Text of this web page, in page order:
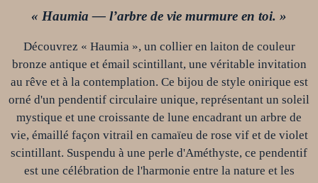
« Haumia — l’arbre de vie murmure en toi. »
Découvrez « Haumia », un collier en laiton de couleur
bronze antique et émail scintillant, une véritable invitation
au rêve et à la contemplation. Ce bijou de style onirique est
orné d'un pendentif circulaire unique, représentant un soleil
mystique et une croissante de lune encadrant un arbre de
vie, émaillé façon vitrail en camaïeu de rose vif et de violet
scintillant. Suspendu à une perle d'Améthyste, ce pendentif
est une célébration de l'harmonie entre la nature et les